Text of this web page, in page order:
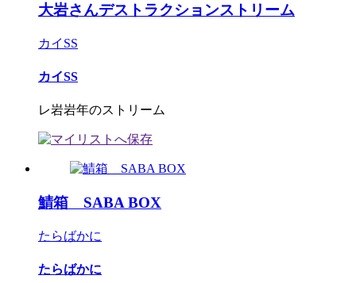
大岩さんデストラクションストリーム
カイSS
カイSS
レ岩岩年のストリーム
鯖箱 SABA BOX
たらばかに
たらばかに